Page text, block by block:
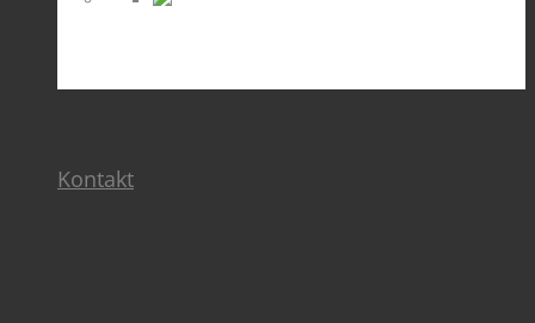
Kontakt